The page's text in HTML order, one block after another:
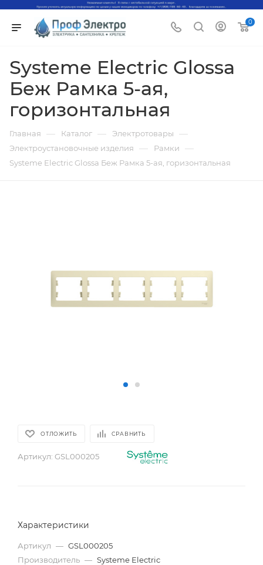
0
Systeme Electric Glossa
Беж Рамка 5-ая,
горизонтальная
Главная — Каталог — Электротовары —
Электроустановочные изделия — Рамки —
Systeme Electric Glossa Беж Рамка 5-ая, горизонтальная
ОТЛОЖИТЬ СРАВНИТЬ
Артикул: GSL000205
Характеристики
Артикул — GSL000205
Производитель — Systeme Electric